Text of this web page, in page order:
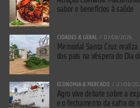
Safra de milho: recordes históricos e
sabor e benefícios à saúde
CIDADES & GERAL 07/08/2026
Memorial Santa Cruz
dos pais na véspera do Dia
ECONOMIA & MERCADO 07/08/
Agro vive debate sobre a
e o fechamento da safra de